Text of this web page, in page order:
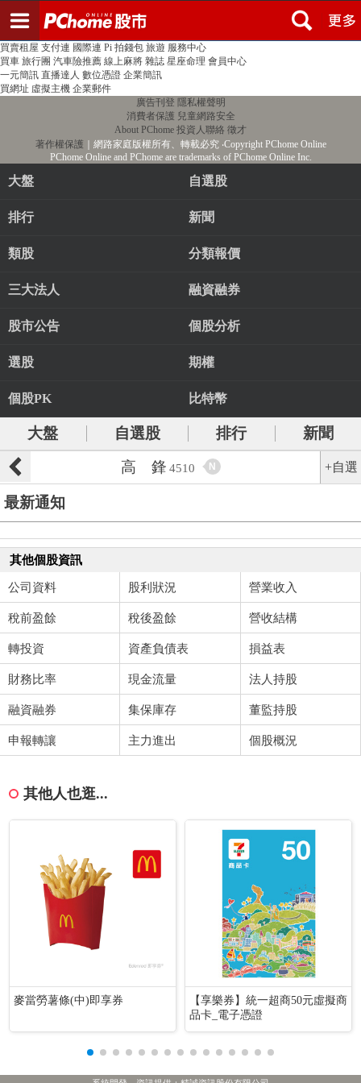
PChome首頁 線上購物 24h購物 書店
買賣租屋 支付連 國際連 Pi 拍錢包 旅遊 服務中心
買車 旅行團 汽車險推薦 線上麻將 雜誌 星座命理 會員中心
一元簡訊 直播達人 數位憑證 企業簡訊
買網址 虛擬主機 企業郵件
廣告刊登 隱私權聲明
消費者保護 兒童網路安全
About PChome 投資人聯絡 徵才
著作權保護 ｜網路家庭版權所有、轉載必究‧Copyright PChome Online
PChome Online and PChome are trademarks of PChome Online Inc.
大盤 自選股
排行 新聞
類股 分類報價
三大法人 融資融券
股市公告 個股分析
選股 期權
個股PK 比特幣
大盤 自選股 排行
新聞
高 鋒 4510 N +自選
最新通知
其他個股資訊
公司資料 股利狀況 營業收入
稅前盈餘 稅後盈餘 營收結構
轉投資 資產負債表 損益表
財務比率 現金流量 法人持股
融資融券 集保庫存 董監持股
申報轉讓 主力進出 個股概況
其他人也逛...
麥當勞薯條(中)即享券
【享樂券】統一超商50元虛擬商
品卡_電子憑證